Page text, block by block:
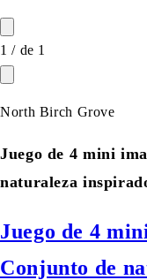
1 / de 1
North Birch Grove
Juego de 4 mini
naturaleza
Juego de 4
Conjunto de